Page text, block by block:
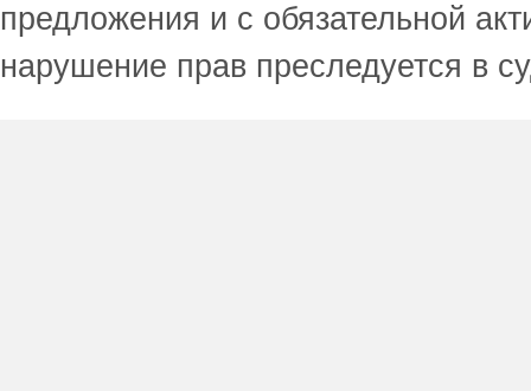
предложения и с обязательной
нарушение прав преследуется в